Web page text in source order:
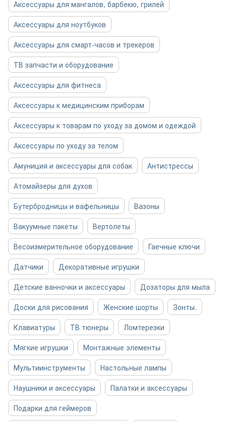
Аксессуары для мангалов, барбекю, грилей
Аксессуары для ноутбуков
Аксессуары для смарт-часов и трекеров
ТВ запчасти и оборудование
Аксессуары для фитнеса
Аксессуары к медицинским приборам
Аксессуары к товарам по уходу за домом и одеждой
Аксессуары по уходу за телом
Амуниция и аксессуары для собак
Антистрессы
Атомайзеры для духов
Бутербродницы и вафельницы
Вазоны
Вакуумные пакеты
Вертолеты
Весоизмерительное оборудование
Гаечные ключи
Датчики
Декоративные игрушки
Детские ванночки и аксессуары
Дозаторы для мыла
Доски для рисования
Женские шорты
Зонты.
Клавиатуры
ТВ тюнеры
Ломтерезки
Мягкие игрушки
Монтажные элементы
Мультиинструменты
Настольные лампы
Наушники и аксессуары
Палатки и аксессуары
Подарки для геймеров